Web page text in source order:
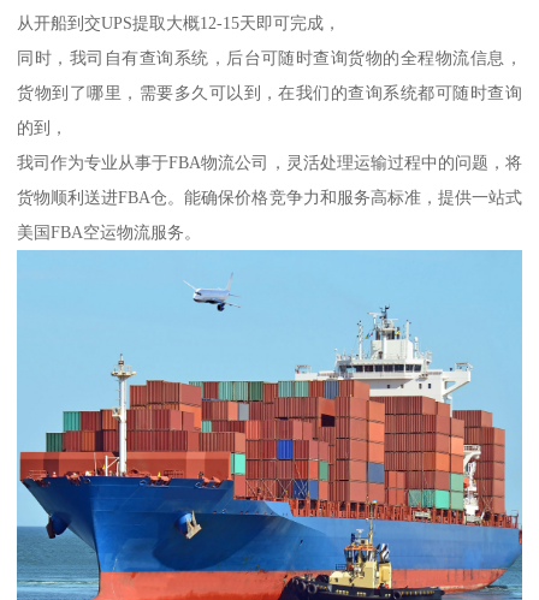
从开船到交UPS提取大概12-15天即可完成，
同时，我司自有查询系统，后台可随时查询货物的全程物流信息，
货物到了哪里，需要多久可以到，在我们的查询系统都可随时查询
的到，
我司作为专业从事于FBA物流公司，灵活处理运输过程中的问题，将
货物顺利送进FBA仓。能确保价格竞争力和服务高标准，提供一站式
美国FBA空运物流服务。